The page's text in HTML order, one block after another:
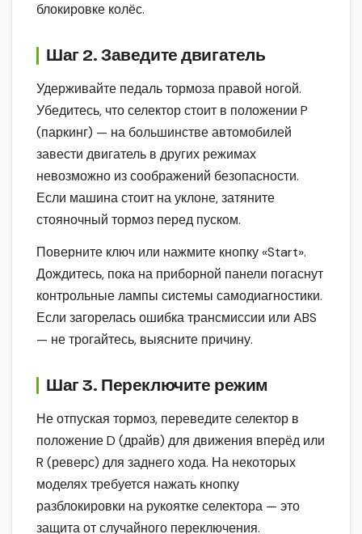
блокировке колёс.
Шаг 2. Заведите двигатель
Удерживайте педаль тормоза правой ногой.
Убедитесь, что селектор стоит в положении P
(паркинг) — на большинстве автомобилей
завести двигатель в других режимах
невозможно из соображений безопасности.
Если машина стоит на уклоне, затяните
стояночный тормоз перед пуском.
Поверните ключ или нажмите кнопку «Start».
Дождитесь, пока на приборной панели погаснут
контрольные лампы системы самодиагностики.
Если загорелась ошибка трансмиссии или ABS
— не трогайтесь, выясните причину.
Шаг 3. Переключите режим
Не отпуская тормоз, переведите селектор в
положение D (драйв) для движения вперёд или
R (реверс) для заднего хода. На некоторых
моделях требуется нажать кнопку
разблокировки на рукоятке селектора — это
защита от случайного переключения.